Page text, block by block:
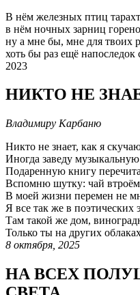
В нём железных птиц
в нём ночных зарниц
ну а мне бы, мне для твоих
хоть бы раз ещё напоследок
2023
НИКТО НЕ
Владимиру Карбаню
Никто не знает, как я
Иногда заведу
Подаренную книгу
Вспомню шутку: чай
В моей жизни перемен не
Я все так же в поэтических
Там такой же дом,
Только ты на других
8 октября, 2025
НА ВСЕХ